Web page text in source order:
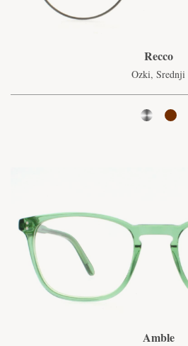
Recco
Ozki, Srednji
Amble